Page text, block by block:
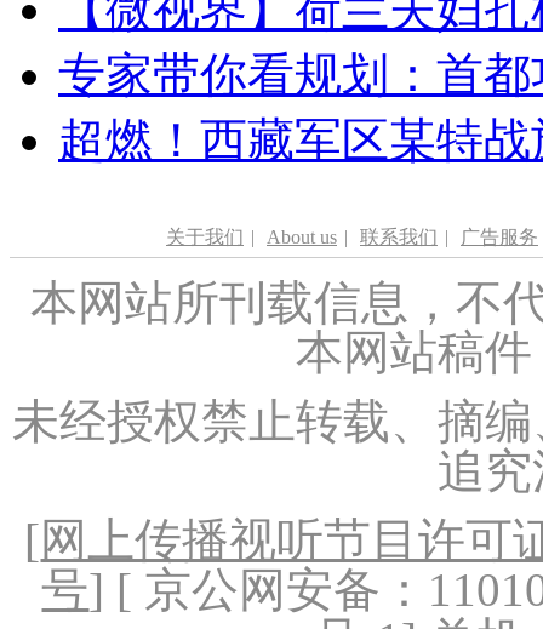
专家带你看规划：首
超燃！西藏军区某特
关于我们 | About us | 联系我们 | 广告服务
本网站所刊载信息，不
本网站稿
未经授权禁止转载、摘
追
[网上传播视听节目许可
号] [ 京公网安备：